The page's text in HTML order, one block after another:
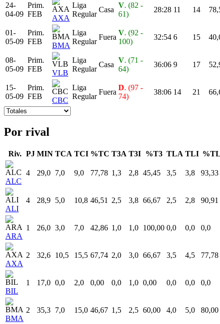
24-
04-09
Prim.
FEB
AXA
Liga
Regular
Casa
V. (82 -
61)
28:28 11 14
01-
05-09
Prim.
FEB
BMA
Liga
Regular
Fuera
V. (92 -
100)
32:54 6 15
08-
05-09
Prim.
FEB
VLB
Liga
Regular
Casa
V. (71 -
64)
36:06 9 17
15-
05-09
Prim.
FEB
CBC
Liga
Regular
Fuera
D. (97 -
74)
38:06 14 21
Por rival
Riv. PJ MIN TCA TCI %TC T3A T3I %T3 TLA TLI
ALC
4 29,0 7,0 9,0 77,78 1,3 2,8 45,45 3,5 3,8 93,33
ALI
4 28,9 5,0 10,8 46,51 2,5 3,8 66,67 2,5 2,8 90,91
ARA
1 26,0 3,0 7,0 42,86 1,0 1,0 100,00 0,0 0,0 0,0
AXA
2 32,6 10,5 15,5 67,74 2,0 3,0 66,67 3,5 4,5 77,78
BIL
1 17,0 0,0 2,0 0,00 0,0 1,0 0,00 0,0 0,0 0,0
BMA
2 35,3 7,0 15,0 46,67 1,5 2,5 60,00 4,0 5,0 80,00